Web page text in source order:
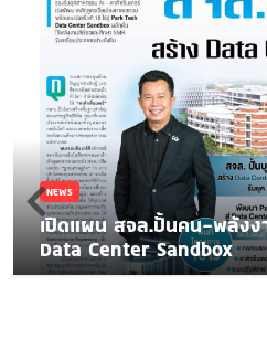
NEWS
เปิดแผน สจล.ปั้นคน-พลังง
Data Center Sandbox